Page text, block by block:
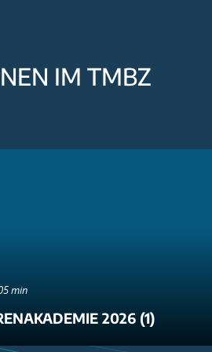
IM TMBZ
min
2026 (1)